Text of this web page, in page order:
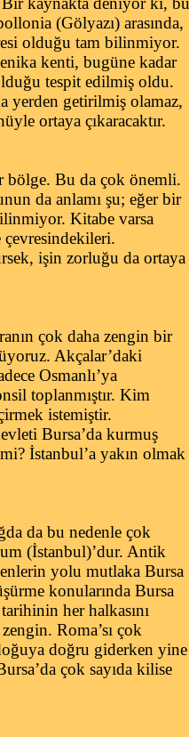
(Gölyazı) arasında,
olduğu tam bilinmiyor.
kenti, bugüne kadar
tespit edilmiş oldu.
yerden getirilmiş olamaz,
ortaya çıkaracaktır.
bölge. Bu da çok önemli.
da anlamı şu; eğer bir
Kitabe varsa
işin zorluğu da ortaya
çok daha zengin bir
Akçalar’daki
Osmanlı’ya
toplanmıştır. Kim
istemiştir.
Bursa’da kurmuş
İstanbul’a yakın olmak
da bu nedenle çok
(İstanbul)’dur. Antik
yolu mutlaka Bursa
konularında Bursa
her halkasını
Roma’sı çok
doğru giderken yine
çok sayıda kilise